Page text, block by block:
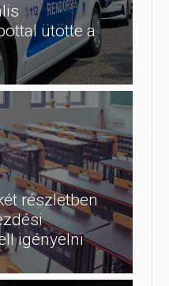
ütötte a
részletben
igényelni